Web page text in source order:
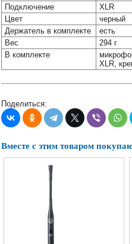
Подключение
XLR
Цвет
черный
Держатель в комплекте
есть
Вес
294 г
В комплекте
XLR,
Поделиться:
Вместе с этим товаром